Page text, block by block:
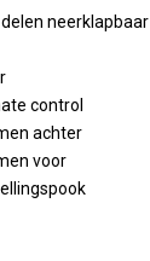
neerklapbaar
control
achter
voor